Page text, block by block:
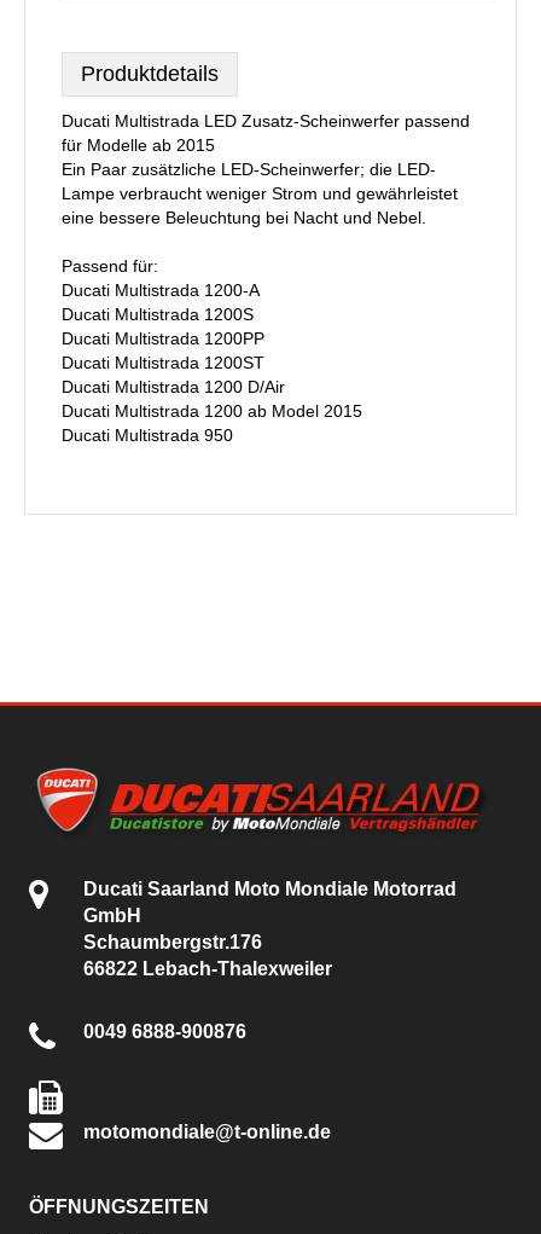
Produktdetails
Ducati Multistrada LED Zusatz-Scheinwerfer passend
für Modelle ab 2015
Ein Paar zusätzliche LED-Scheinwerfer; die LED-
Lampe verbraucht weniger Strom und gewährleistet
eine bessere Beleuchtung bei Nacht und Nebel.
Passend für:
Ducati Multistrada 1200-A
Ducati Multistrada 1200S
Ducati Multistrada 1200PP
Ducati Multistrada 1200ST
Ducati Multistrada 1200 D/Air
Ducati Multistrada 1200 ab Model 2015
Ducati Multistrada 950
Ducati Saarland Moto Mondiale Motorrad
GmbH
Schaumbergstr.176
66822 Lebach-Thalexweiler
0049 6888-900876
motomondiale@t-online.de
ÖFFNUNGSZEITEN